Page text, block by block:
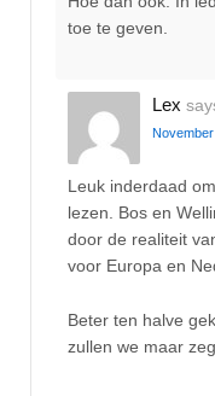
toe te geven.
Lex
Leuk inderdaad
lezen. Bos en
door de realiteit
voor Europa en
Beter ten halve
zullen we maar